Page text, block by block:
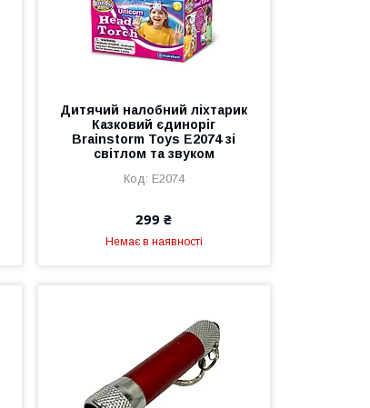
Дитячий налобний ліхтарик
Казковий єдиноріг
Brainstorm Toys E2074 зі
світлом та звуком
E2074
299 ₴
Немає в наявності